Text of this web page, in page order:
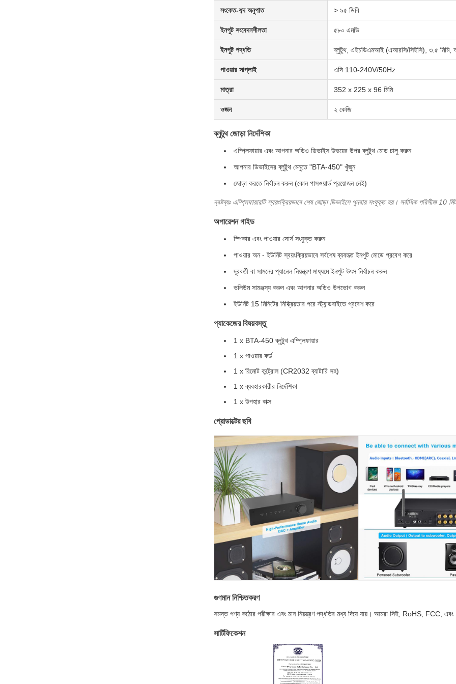
সংকেত-শব্দ অনুপাত > ৯৫ ডিবি
ইনপুট সংবেদনশীলতা ৫৮০ এমভি
ইনপুট পদ্ধতি ব্লুটুথ, এইচডিএমআই (এআরসি/সিইসি), ৩.৫ মিমি,
পাওয়ার সাপ্লাই এসি 110-240V/50Hz
মাত্রা 352 x 225 x 96 মিমি
ওজন ২ কেজি
ব্লুটুথ জোড়া নির্দেশিকা
এম্প্লিফায়ার এবং আপনার অডিও ডিভাইস উভয়ের উপর ব্লুটুথ মোড চালু করুন
আপনার ডিভাইসের ব্লুটুথ মেনুতে "BTA-450" খুঁজুন
জোড়া করতে নির্বাচন করুন (কোন পাসওয়ার্ড প্রয়োজন নেই)
দ্রষ্টব্যঃ এম্প্লিফায়ারটি স্বয়ংক্রিয়ভাবে শেষ জোড়া ডিভাইসে পুনরায় সংযুক্ত হয়। সর্বাধিক পরিসীমা 10
অপারেশন গাইড
স্পিকার এবং পাওয়ার সোর্স সংযুক্ত করুন
পাওয়ার অন - ইউনিট স্বয়ংক্রিয়ভাবে সর্বশেষ ব্যবহৃত ইনপুট মোডে প্রবেশ করে
দূরবর্তী বা সামনের প্যানেল নিয়ন্ত্রণ মাধ্যমে ইনপুট উৎস নির্বাচন করুন
ভলিউম সামঞ্জস্য করুন এবং আপনার অডিও উপভোগ করুন
ইউনিট 15 মিনিটের নিষ্ক্রিয়তার পরে স্ট্যান্ডবাইতে প্রবেশ করে
প্যাকেজের বিষয়বস্তু
1 x BTA-450 ব্লুটুথ এম্প্লিফায়ার
1 x পাওয়ার কর্ড
1 x রিমোট কন্ট্রোল (CR2032 ব্যাটারি সহ)
1 x ব্যবহারকারীর নির্দেশিকা
1 x উপহার বাক্স
প্রোডাক্টের ছবি
গুণমান নিশ্চিতকরণ
সমস্ত পণ্য কঠোর পরীক্ষার এবং মান নিয়ন্ত্রণ পদ্ধতির মধ্য দিয়ে যায়। আমরা সিই, RoHS, FCC,
সার্টিফিকেশন